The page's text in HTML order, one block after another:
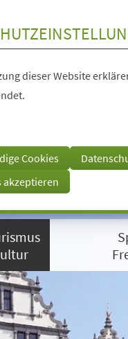
dieser Website
Cookies
akzeptieren